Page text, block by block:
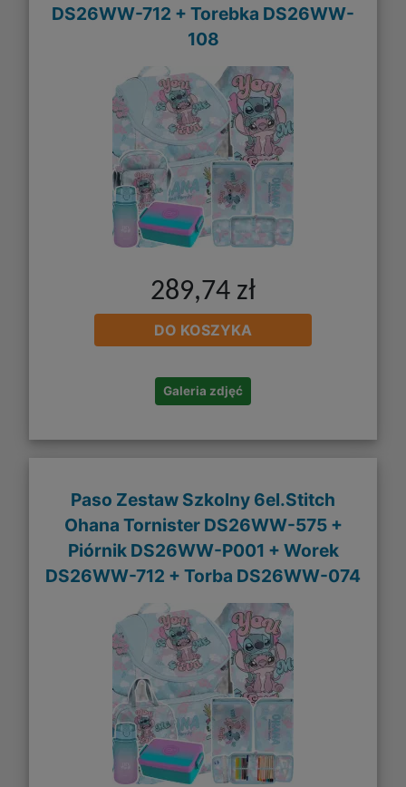
DS26WW-712 + Torebka DS26WW-
108
289,74 zł
DO KOSZYKA
Galeria zdjęć
Paso Zestaw Szkolny 6el.Stitch
Ohana Tornister DS26WW-575 +
Piórnik DS26WW-P001 + Worek
DS26WW-712 + Torba DS26WW-074